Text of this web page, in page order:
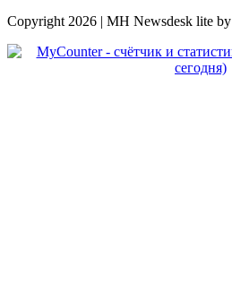
Copyright 2026 | MH Newsdesk lite by